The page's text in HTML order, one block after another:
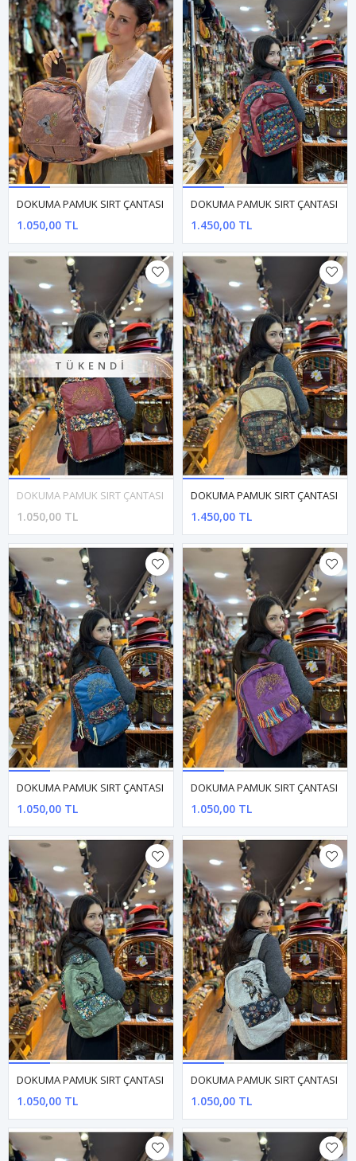
DOKUMA PAMUK SIRT ÇANTASI
1.050,00 TL
DOKUMA PAMUK SIRT ÇANTASI
1.450,00 TL
TÜKENDI
DOKUMA PAMUK SIRT ÇANTASI
1.050,00 TL
DOKUMA PAMUK SIRT ÇANTASI
1.450,00 TL
DOKUMA PAMUK SIRT ÇANTASI
1.050,00 TL
DOKUMA PAMUK SIRT ÇANTASI
1.050,00 TL
DOKUMA PAMUK SIRT ÇANTASI
1.050,00 TL
DOKUMA PAMUK SIRT ÇANTASI
1.050,00 TL